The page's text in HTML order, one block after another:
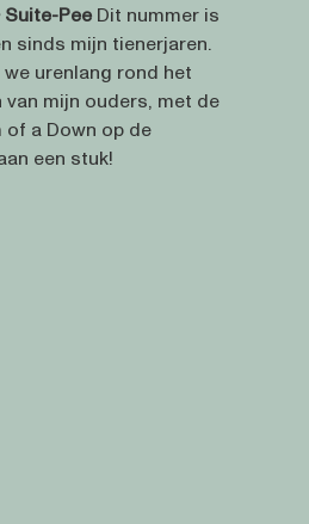
Suite-Pee Dit nummer is
sinds mijn tienerjaren.
urenlang rond het
mijn ouders, met de
of a Down op de
een stuk!